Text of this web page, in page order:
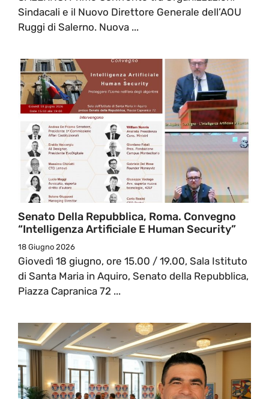
Sindacali e il Nuovo Direttore Generale dell’AOU
Ruggi di Salerno. Nuova ...
Senato Della Repubblica, Roma. Convegno
“Intelligenza Artificiale E Human Security”
18 Giugno 2026
Giovedì 18 giugno, ore 15.00 / 19.00, Sala Istituto
di Santa Maria in Aquiro, Senato della Repubblica,
Piazza Capranica 72 ...